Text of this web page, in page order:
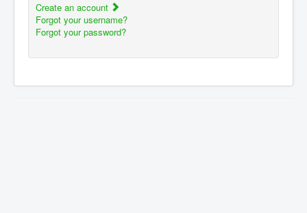
Create an account
Forgot your username?
Forgot your password?